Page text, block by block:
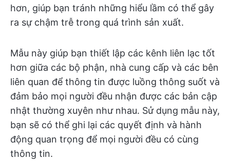
hơn, giúp bạn tránh những hiểu lầm có thể gây
ra sự chậm trễ trong quá trình sản xuất.
Mẫu này giúp bạn thiết lập các kênh liên lạc tốt
hơn giữa các bộ phận, nhà cung cấp và các bên
liên quan để thông tin được luồng thông suốt và
đảm bảo mọi người đều nhận được các bản cập
nhật thường xuyên như nhau. Sử dụng mẫu này,
bạn sẽ có thể ghi lại các quyết định và hành
động quan trọng để mọi người đều có cùng
thông tin.